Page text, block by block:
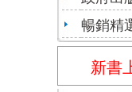
暢銷精
新書